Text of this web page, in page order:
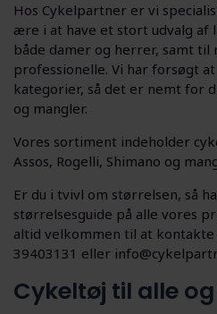
Hos Cykelpartner er vi
ære i at have et stort udvalg
både damer og herrer, samt til
professionelle. Vi har forsøgt
kategorier, så det er nemt for
og mangler.
Vores sortiment indeholder
Assos, Rogelli, Shimano og
Er du i tvivl om størrelsen, så
størrelsesguide på alle vores
altid velkommen til at kontakte
39403131 eller
Cykeltøj til alle